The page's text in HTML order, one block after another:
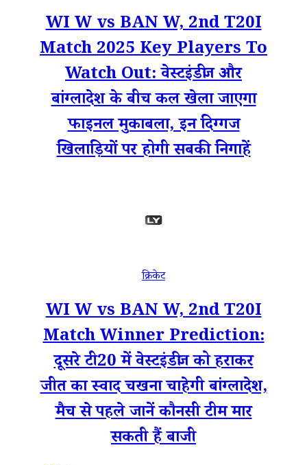
WI W vs BAN W, 2nd T20I
Match 2025 Key Players To
Watch Out: वेस्टइंडीज और
बांग्लादेश के बीच कल खेला जाएगा
फाइनल मुकाबला, इन दिग्गज
खिलाड़ियों पर होगी सबकी निगाहें
क्रिकेट
WI W vs BAN W, 2nd T20I
Match Winner Prediction:
दूसरे टी20 में वेस्टइंडीज को हराकर
जीत का स्वाद चखना चाहेगी बांग्लादेश,
मैच से पहले जानें कौनसी टीम मार
सकती हैं बाजी